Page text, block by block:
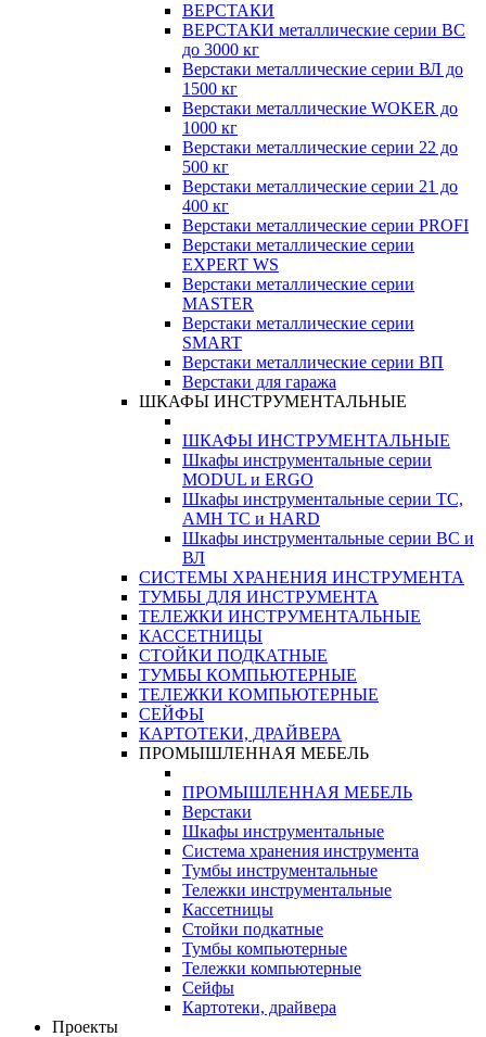
ВЕРСТАКИ
ВЕРСТАКИ металлические серии ВС
до 3000 кг
Верстаки металлические серии ВЛ до
1500 кг
Верстаки металлические WOKER до
1000 кг
Верстаки металлические серии 22 до
500 кг
Верстаки металлические серии 21 до
400 кг
Верстаки металлические серии PROFI
Верстаки металлические серии
EXPERT WS
Верстаки металлические серии
MASTER
Верстаки металлические серии
SMART
Верстаки металлические серии ВП
Верстаки для гаража
ШКАФЫ ИНСТРУМЕНТАЛЬНЫЕ
ШКАФЫ ИНСТРУМЕНТАЛЬНЫЕ
Шкафы инструментальные серии
MODUL и ERGO
Шкафы инструментальные серии ТС,
АМН ТС и HARD
Шкафы инструментальные серии ВС и
ВЛ
СИСТЕМЫ ХРАНЕНИЯ ИНСТРУМЕНТА
ТУМБЫ ДЛЯ ИНСТРУМЕНТА
ТЕЛЕЖКИ ИНСТРУМЕНТАЛЬНЫЕ
КАССЕТНИЦЫ
СТОЙКИ ПОДКАТНЫЕ
ТУМБЫ КОМПЬЮТЕРНЫЕ
ТЕЛЕЖКИ КОМПЬЮТЕРНЫЕ
СЕЙФЫ
КАРТОТЕКИ, ДРАЙВЕРА
ПРОМЫШЛЕННАЯ МЕБЕЛЬ
ПРОМЫШЛЕННАЯ МЕБЕЛЬ
Верстаки
Шкафы инструментальные
Система хранения инструмента
Тумбы инструментальные
Тележки инструментальные
Кассетницы
Стойки подкатные
Тумбы компьютерные
Тележки компьютерные
Сейфы
Картотеки, драйвера
Проекты